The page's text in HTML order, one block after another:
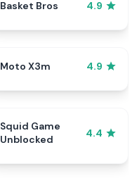
Basket Bros 4.9
Moto X3m 4.9
Squid Game
Unblocked
4.4